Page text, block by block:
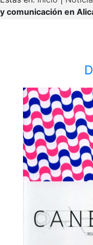
y comunicación en